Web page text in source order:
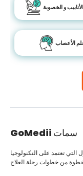
و الخصوبة
الأعصاب
GoMedii سمات
التي تعتمد على التكنولوجيا